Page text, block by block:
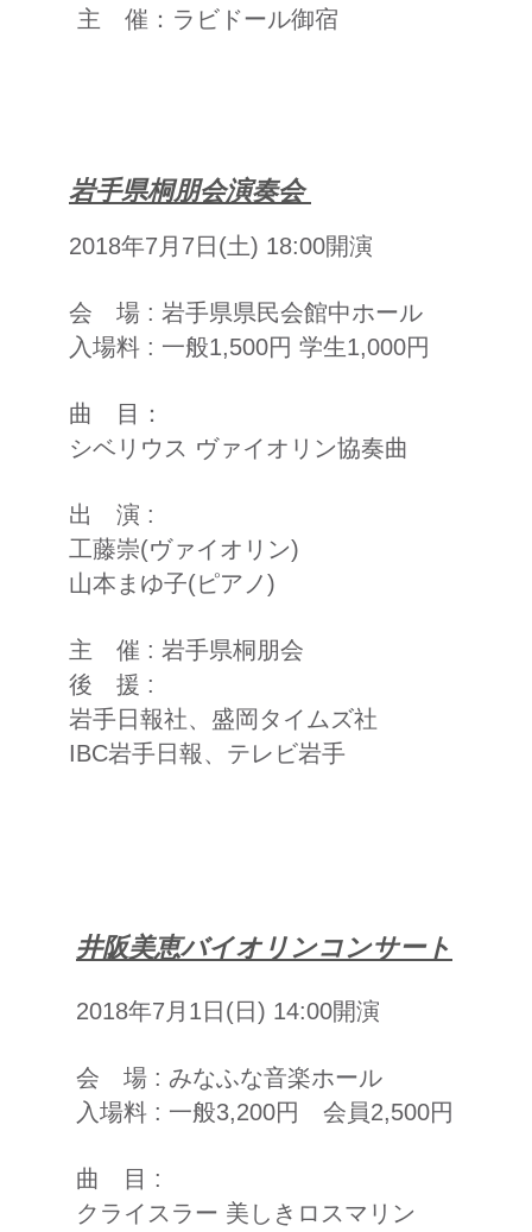
主 催：ラビドール御宿
岩手県桐朋会演奏会
2018年7月7日(土) 18:00開演
会 場 : 岩手県県民会館中ホール
入場料 : 一般1,500円 学生1,000円
曲 目：
シベリウス ヴァイオリン協奏曲
出 演 :
工藤崇(ヴァイオリン)
山本まゆ子(ピアノ)
主 催 : 岩手県桐朋会
後 援 :
岩手日報社、盛岡タイムズ社
IBC岩手日報、テレビ岩手
井阪美恵バイオリンコンサート
2018年7月1日(日) 14:00開演
会 場 : みなふな音楽ホール
入場料 : 一般3,200円 会員2,500円
曲 目 :
クライスラー 美しきロスマリン